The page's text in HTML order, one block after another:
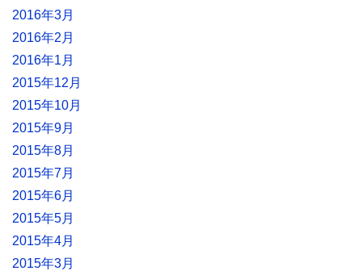
2016年3月
2016年2月
2016年1月
2015年12月
2015年10月
2015年9月
2015年8月
2015年7月
2015年6月
2015年5月
2015年4月
2015年3月